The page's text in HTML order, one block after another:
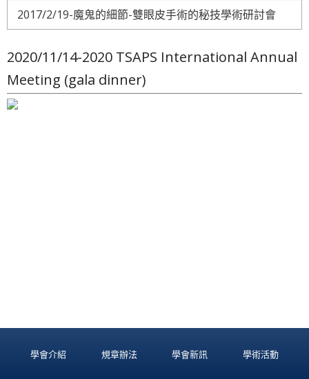
2017/2/19-魔鬼的細節-雙眼皮手術的秘技學術研討會
2020/11/14-2020 TSAPS International Annual
Meeting (gala dinner)
學會介紹 規章辦法 學會新訊 學術活動